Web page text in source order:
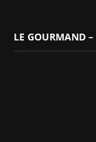
LE GOURMAND